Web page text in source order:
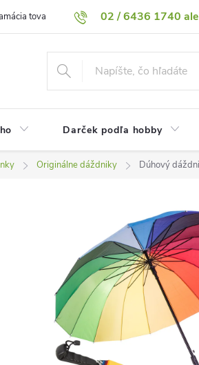
02 / 6436 1740
tovaru Vrátenie tovaru
Darček podľa hobby
Originálne dáždniky Dúhový